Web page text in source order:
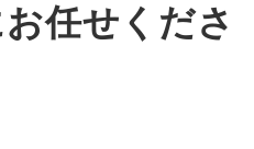
任せくださ